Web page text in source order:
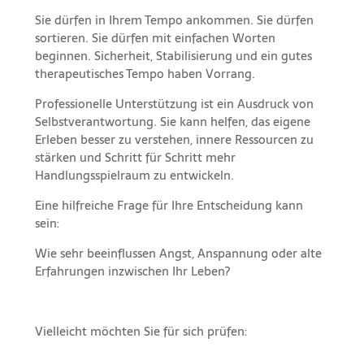
Sie dürfen in Ihrem Tempo ankommen. Sie dürfen
sortieren. Sie dürfen mit einfachen Worten
beginnen. Sicherheit, Stabilisierung und ein gutes
therapeutisches Tempo haben Vorrang.
Professionelle Unterstützung ist ein Ausdruck von
Selbstverantwortung. Sie kann helfen, das eigene
Erleben besser zu verstehen, innere Ressourcen zu
stärken und Schritt für Schritt mehr
Handlungsspielraum zu entwickeln.
Eine hilfreiche Frage für Ihre Entscheidung kann
sein:
Wie sehr beeinflussen Angst, Anspannung oder alte
Erfahrungen inzwischen Ihr Leben?
Vielleicht möchten Sie für sich prüfen: